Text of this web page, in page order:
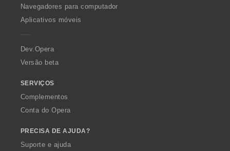
O
p
a
Navegadores para computador
Aplicativos móveis
Dev.Opera
Versão beta
SERVIÇOS
Complementos
Conta do Opera
PRECISA DE AJUDA?
Suporte e ajuda